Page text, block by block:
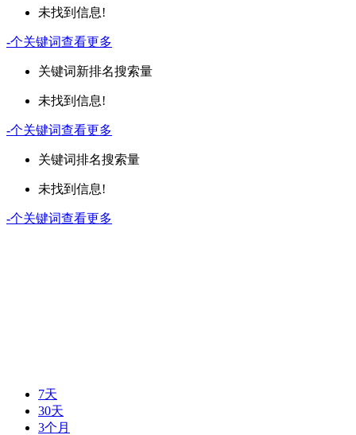
未找到信息!
-个关键词查看更多
关键词新排名搜索量
未找到信息!
-个关键词查看更多
关键词排名搜索量
未找到信息!
-个关键词查看更多
7天
30天
3个月